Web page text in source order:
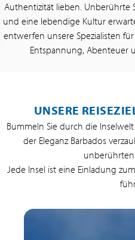
Authentizität lieben. Unberührte
und eine lebendige Kultur
entwerfen unsere Spezialisten
Entspannung, Abenteuer
UNSERE
Bummeln Sie durch die
der Eleganz Barbados
unberührten
Jede Insel ist eine Einladung